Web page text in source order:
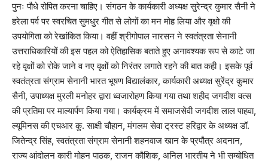
पुनः पौधे रोपित करना चाहिए। संगठन के कार्यकारी अध्यक्ष सुरेन्द्र कुमार सैनी ने
हरेला पर्व पर स्वरचित सुमधुर गीत से लोगों का मन मोह लिया और वृक्षो की
उपयोगिता को रेखांकित किया। वहीं श्रीगोपाल नारसन ने स्वतंत्रता सेनानी
उत्तराधिकारियों की इस पहल को ऐतिहासिक बताते हुए अनावश्यक रूप से काटे जा
रहे वृक्षों को रोके जाने व नए वृक्षों को निरंतर लगाते रहने की बात कही। इसके पूर्व
स्वतंत्रता संग्राम सेनानी भारत भूषण विद्यालंकार, कार्यकारी अध्यक्ष सुरेंद्र कुमार
सैनी, उपाध्यक्ष मुरली मनोहर द्वारा ध्वजारोहण किया गया तथा शहीद जगदीश वत्स
की प्रतिमा पर माल्यार्पण किया गया। कार्यक्रम में समाजसेवी जगदीश लाल पाहवा,
ल्यूमिनस की एचआर कु. साक्षी चौहान, मंगलम सेवा ट्रस्ट हरिद्वार के अध्यक्ष डॉ.
जितेन्द्र सिंह, स्वतंत्रता संग्राम सेनानी शहनवाज खान के प्रपौत्र अदनान,
राज्य आंदोलन कारी मोहन पाठक, राजन कौशिक, अनिल भारतीय ने भी सम्बोधित